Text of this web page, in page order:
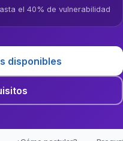
el 40% de vulnerabilidad
disponibles